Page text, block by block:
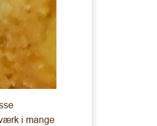
i mange